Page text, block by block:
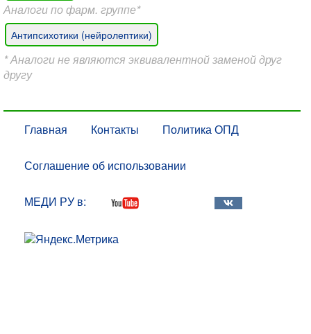
Аналоги по фарм. группе*
Антипсихотики (нейролептики)
* Аналоги не являются эквивалентной заменой друг
другу
Главная Контакты Политика ОПД
Соглашение об использовании
МЕДИ РУ в: